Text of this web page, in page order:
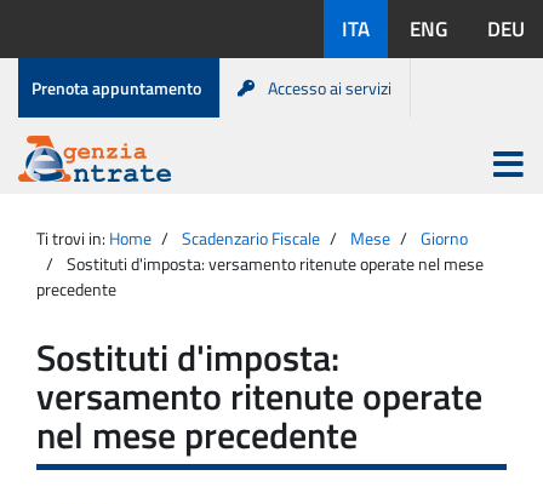
contenuto
disponibili:
ITA ENG DEU
Menu
di
servizio
Prenota appuntamento Accesso ai servizi
Agenzia
Entrate
Apri
menu
principale
Ti trovi in: Home Scadenzario Fiscale Mese
Giorno
Sostituti d'imposta: versamento ritenute operate nel mese
precedente
Sostituti d'imposta:
versamento ritenute operate
nel mese precedente